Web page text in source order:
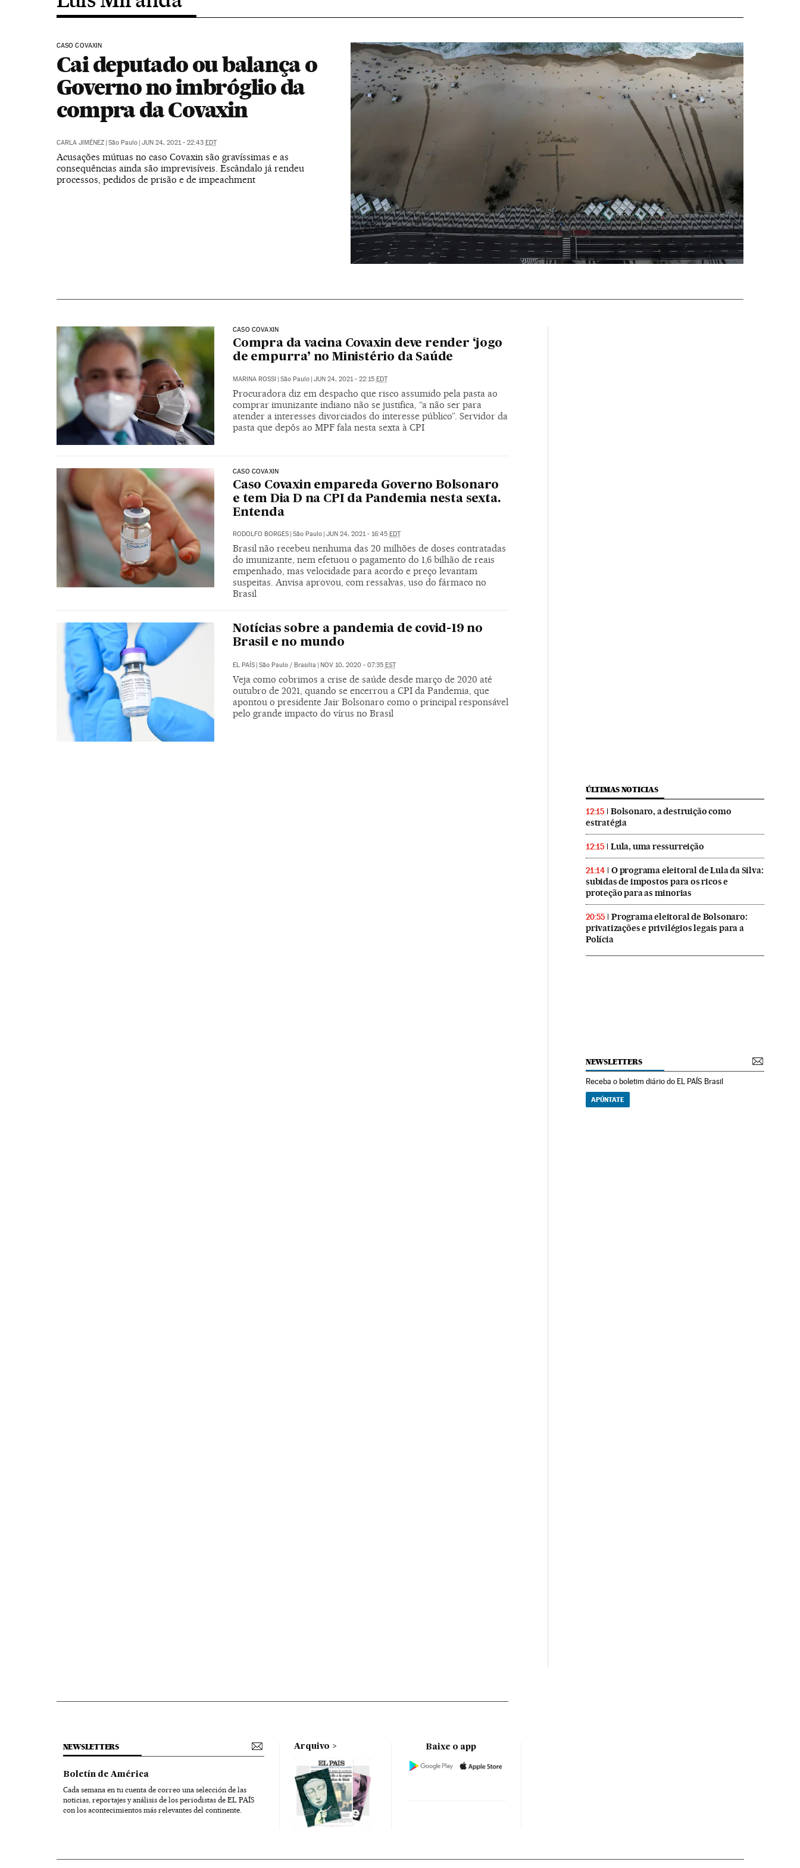
CASO COVAXIN
Cai deputado ou balança o
Governo no imbróglio da
compra da Covaxin
CARLA JIMÉNEZ | São Paulo | JUN 24, 2021 - 22:43 EDT
Acusações mútuas no caso Covaxin são gravíssimas e as
consequências ainda são imprevisíveis. Escândalo já rendeu
processos, pedidos de prisão e de impeachment
CASO COVAXIN
Compra da vacina Covaxin deve render ‘jogo
de empurra’ no Ministério da Saúde
MARINA ROSSI | São Paulo | JUN 24, 2021 - 22:15 EDT
Procuradora diz em despacho que risco assumido pela pasta ao
comprar imunizante indiano não se justifica, “a não ser para
atender a interesses divorciados do interesse público”. Servidor da
pasta que depôs ao MPF fala nesta sexta à CPI
CASO COVAXIN
Caso Covaxin empareda Governo Bolsonaro
e tem Dia D na CPI da Pandemia nesta sexta.
Entenda
RODOLFO BORGES São Paulo JUN 24, 2021 - 16:45 EDT
Brasil não recebeu nenhuma das 20 milhões de doses contratadas
do imunizante, nem efetuou o pagamento do 1,6 bilhão de reais
empenhado, mas velocidade para acordo e preço levantam
suspeitas. Anvisa aprovou, com ressalvas, uso do fármaco no
Brasil
Notícias sobre a pandemia de covid-19 no
Brasil e no mundo
EL PAÍS São Paulo / Brasília NOV 10, 2020 - 07:35 EST
Veja como cobrimos a crise de saúde desde março de 2020 até
outubro de 2021, quando se encerrou a CPI da Pandemia, que
apontou o presidente Jair Bolsonaro como o principal responsável
pelo grande impacto do vírus no Brasil
ÚLTIMAS NOTICIAS
12:15
Bolsonaro, a destruição como
estratégia
12:15 Lula, uma ressurreição
21:14
O programa eleitoral de Lula da Silva:
subidas de impostos para os ricos e
proteção para as minorias
20:55
Programa eleitoral de Bolsonaro:
privatizações e privilégios legais para a
Polícia
NEWSLETTERS
Receba o boletim diário do EL PAÍS Brasil
APÚNTATE
NEWSLETTERS
Boletín de América
Cada semana en tu cuenta de correo una selección de las
noticias, reportajes y análisis de los periodistas de EL PAÍS
con los acontecimientos más relevantes del continente.
Arquivo Baixe o app